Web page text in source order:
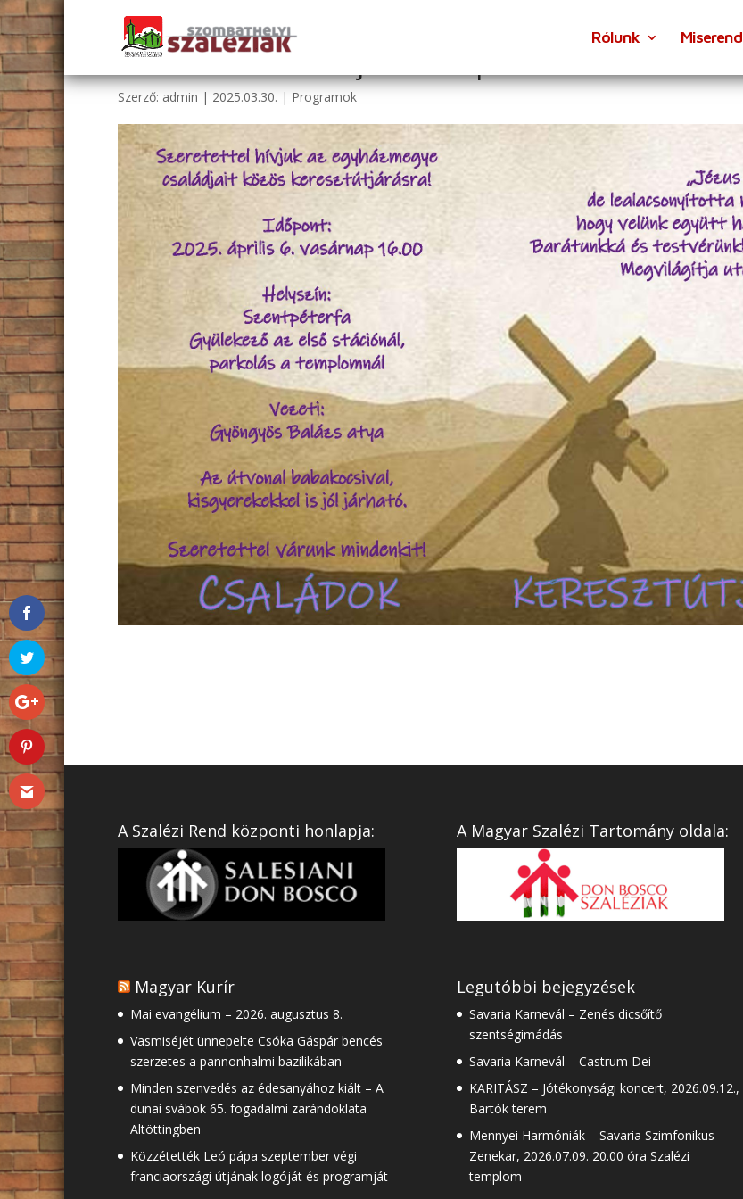
Rólunk Miserend
Családok keresztútja – Szentpéterfa 2025.04.06.
Szerző: admin | 2025.03.30. | Programok
A Szalézi Rend központi honlapja:
Magyar Kurír
Mai evangélium – 2026. augusztus 8.
Vasmiséjét ünnepelte Csóka Gáspár bencés
szerzetes a pannonhalmi bazilikában
Minden szenvedés az édesanyához kiált – A
dunai svábok 65. fogadalmi zarándoklata
Altöttingben
Közzétették Leó pápa szeptember végi
franciaországi útjának logóját és programját
A Magyar Szalézi Tartomány oldala:
Legutóbbi bejegyzések
Savaria Karnevál – Zenés dicsőítő
szentségimádás
Savaria Karnevál – Castrum Dei
KARITÁSZ – Jótékonysági koncert, 2026.09.12.,
Bartók terem
Mennyei Harmóniák – Savaria Szimfonikus
Zenekar, 2026.07.09. 20.00 óra Szalézi
templom